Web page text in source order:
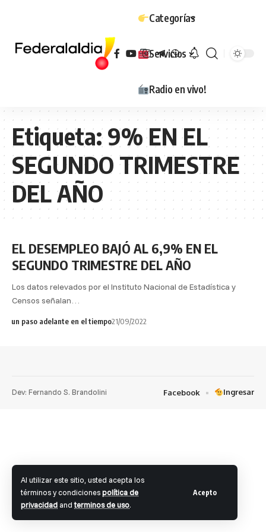
Al utilizar este sitio, usted acepta los
términos y condicionespolítica de
privacidad andterminos de uso.
Acepto
Categorías
Servicios
Radio en vivo!
Etiqueta:9% EN EL
SEGUNDO TRIMESTRE
DEL AÑO
EL DESEMPLEO BAJÓ AL 6,9% EN EL
SEGUNDO TRIMESTRE DEL AÑO
Los datos relevados por el Instituto Nacional de Estadística y
Censos señalan…
un paso adelante en el tiempo21/09/2022
Dev: Fernando S. Brandolini Facebook Ingresar